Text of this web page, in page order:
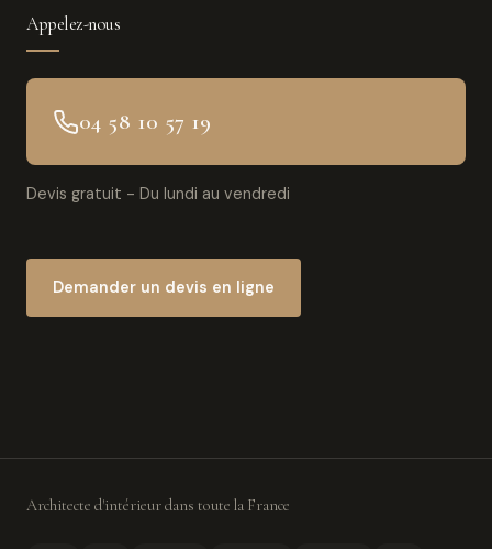
Appelez-nous
04 58 10 57 19
Devis gratuit - Du lundi au vendredi
Demander un devis en ligne
Architecte d'intérieur dans toute la France